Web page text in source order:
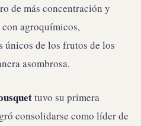
de más concentración y
agroquímicos,
únicos de los frutos de los
asombrosa.
tuvo su primera
consolidarse como líder de